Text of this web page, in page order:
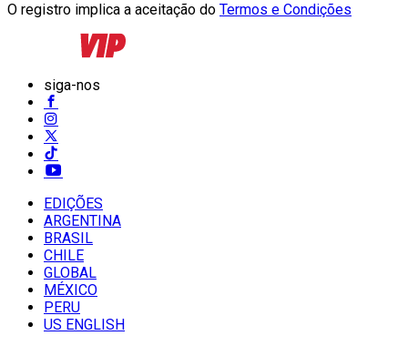
O registro implica a aceitação do Termos e Condições
siga-nos
EDIÇÕES
ARGENTINA
BRASIL
CHILE
GLOBAL
MÉXICO
PERU
US ENGLISH